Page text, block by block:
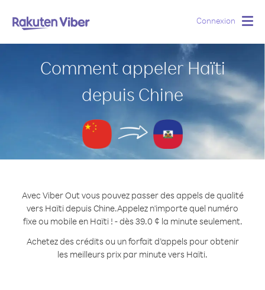
Connexion
Comment appeler Haïti
depuis Chine
Avec Viber Out vous pouvez passer des appels de qualité
vers Haïti depuis Chine.Appelez n'importe quel numéro
fixe ou mobile en Haïti ! - dès 39.0 ¢ la minute seulement.
Achetez des crédits ou un forfait d’appels pour obtenir
les meilleurs prix par minute vers Haïti.